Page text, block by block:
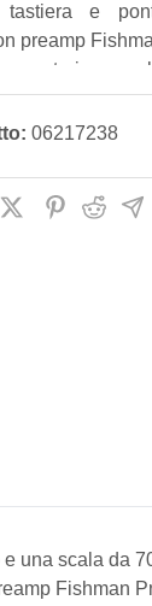
tastiera e
preamp
in studio ma
06217238
una scala da
Fishman